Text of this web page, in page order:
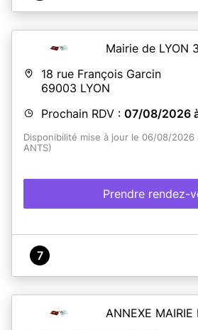
Mairie de LYON 3
18 rue François Garcin
69003 LYON
Prochain RDV : 07/08/2026
Disponibilité mise à jour le 06/08/2026
ANTS)
Prendre rendez-
7
ANNEXE MAIRIE